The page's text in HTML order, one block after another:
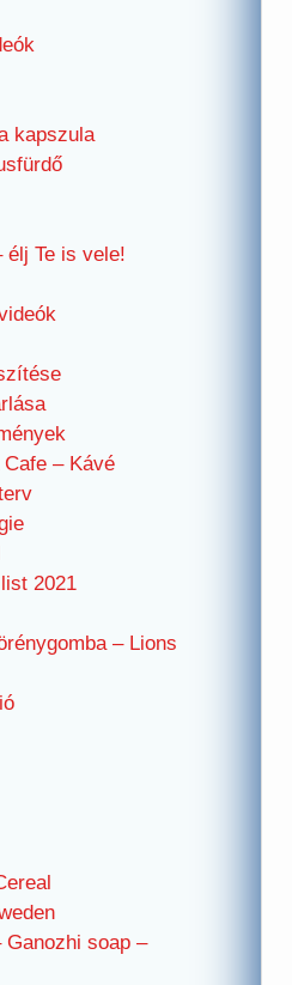
kapszula
élj Te is vele!
– Kávé
2021
– Lions
Ganozhi soap –